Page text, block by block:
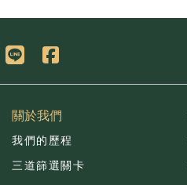
關於我們
我們的歷程
三道篩選關卡